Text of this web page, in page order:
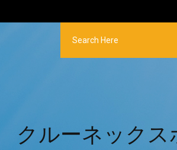
クルーネック